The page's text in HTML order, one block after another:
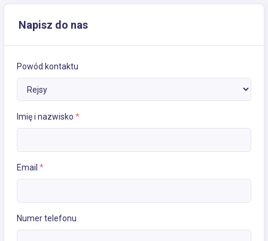
Napisz do nas
Powód kontaktu
Imię i nazwisko *
Email *
Numer telefonu